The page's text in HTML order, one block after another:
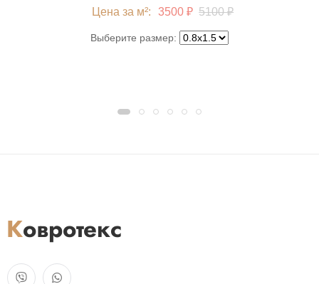
Цена за м²:
3500 ₽ 5100 ₽
Выберите размер: